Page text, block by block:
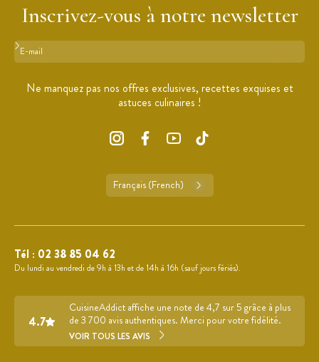
Inscrivez-vous à notre newsletter
Format : adresse@email.com
Ne manquez pas nos offres exclusives, recettes exquises et
astuces culinaires !
Français (French)
Tél : 02 38 85 04 62
Du lundi au vendredi de 9h à 13h et de 14h à 16h (sauf jours fériés).
4.7
CuisineAddict affiche une note de 4,7 sur 5 grâce à plus
de 3 700 avis authentiques. Merci pour votre fidélité.
VOIR TOUS LES AVIS